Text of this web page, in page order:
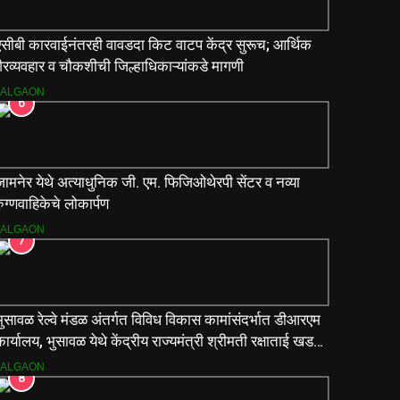
कारवाईनंतरही वावडदा किट वाटप केंद्र सुरूच; आर्थिक
व चौकशीची जिल्हाधिकाऱ्यांकडे मागणी
6
येथे अत्याधुनिक जी. एम. फिजिओथेरपी सेंटर व नव्या
लोकार्पण
7
रेल्वे मंडळ अंतर्गत विविध विकास कामांसंदर्भात डीआरएम
भुसावळ येथे केंद्रीय राज्यमंत्री श्रीमती रक्षाताई खडसे
आढावा बैठक घेतली…
8